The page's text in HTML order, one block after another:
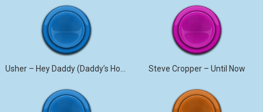
Steve Cropper – Until Now